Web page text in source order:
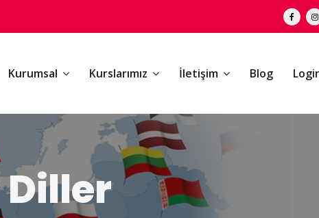
Kurumsal Kurslarımız İletişim Blog